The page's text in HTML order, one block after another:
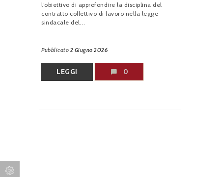
l’obiettivo di approfondire la disciplina del
contratto collettivo di lavoro nella legge
sindacale del...
Pubblicato 2 Giugno 2026
LEGGI 0